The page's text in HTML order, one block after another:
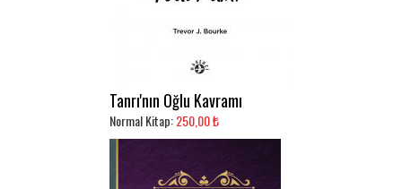
Tanrı'nın Oğlu Kavramı
Normal Kitap:250,00 ₺